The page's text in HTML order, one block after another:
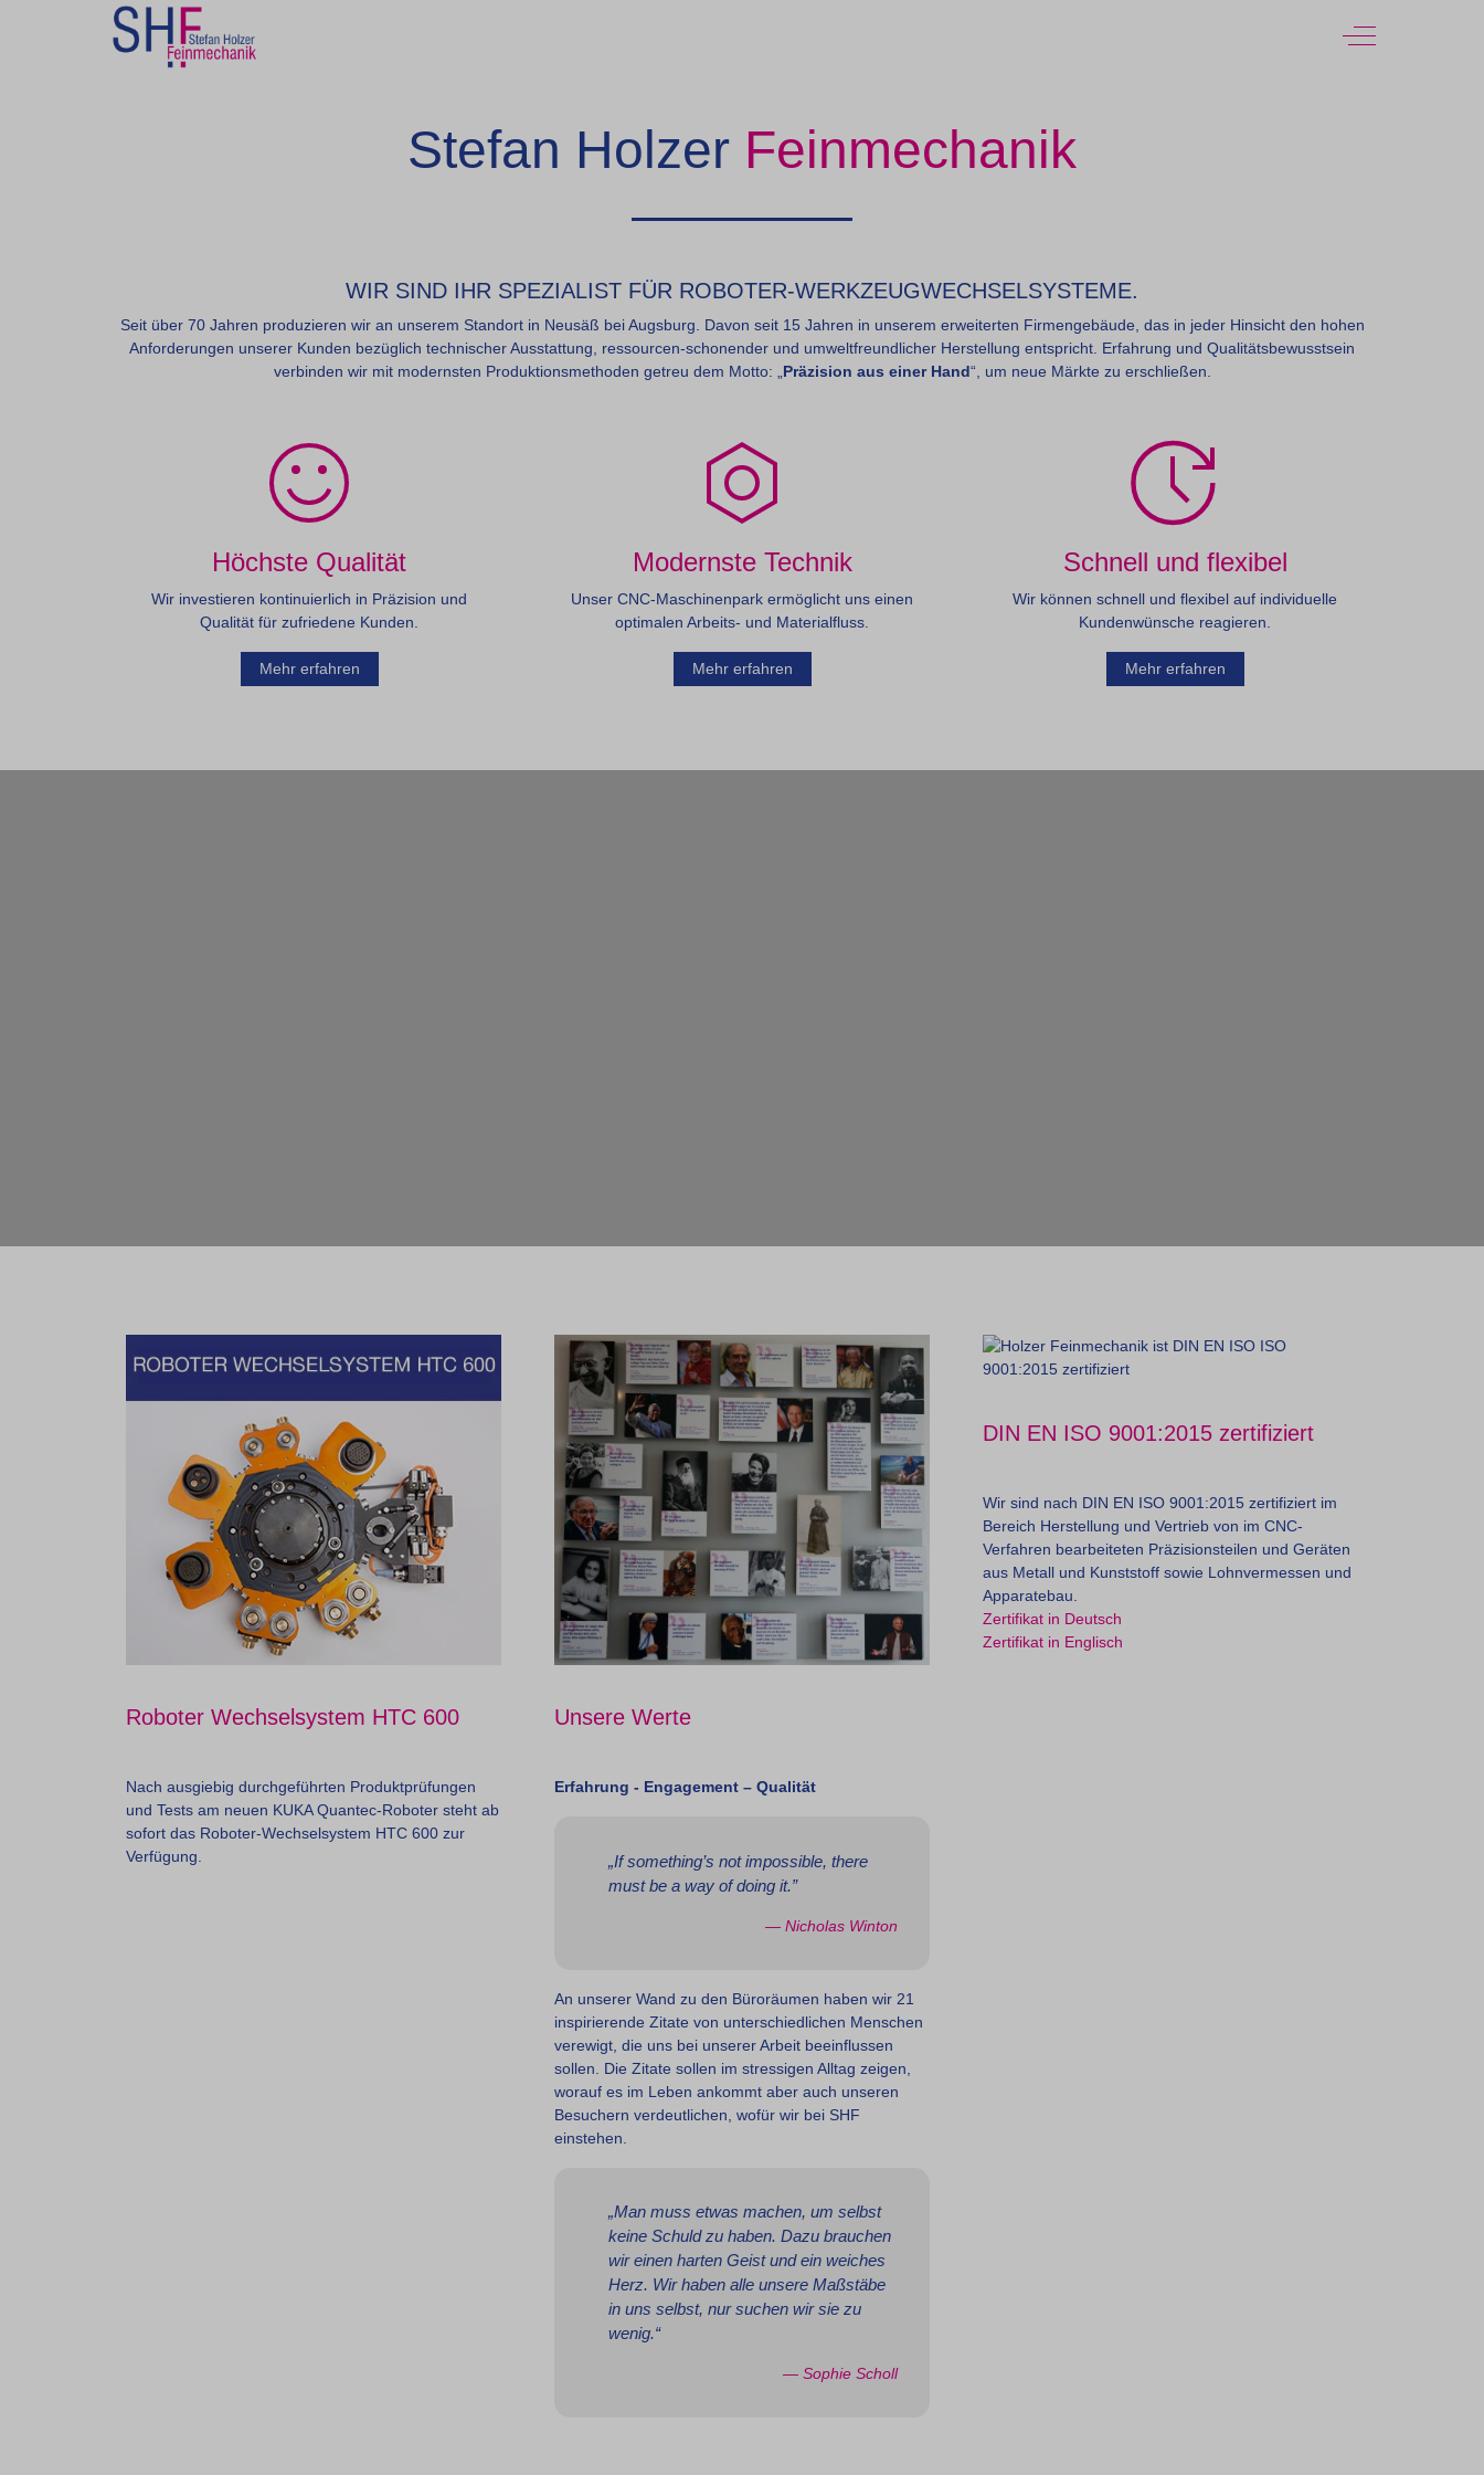
Off-Canvas
Stefan Holzer Feinmechanik
WIR SIND IHR SPEZIALIST FÜR ROBOTER-WERKZEUGWECHSELSYSTEME.
Seit über 70 Jahren produzieren wir an unserem Standort in Neusäß bei Augsburg. Davon seit 15 Jahren in unserem erweiterten Firmengebäude, das in jeder Hinsicht den hohen
Anforderungen unserer Kunden bezüglich technischer Ausstattung, ressourcen-schonender und umweltfreundlicher Herstellung entspricht. Erfahrung und Qualitätsbewusstsein
verbinden wir mit modernsten Produktionsmethoden getreu dem Motto: „Präzision aus einer Hand“, um neue Märkte zu erschließen.
Höchste Qualität
Wir investieren kontinuierlich in Präzision und
Qualität für zufriedene Kunden.
Mehr erfahren
Modernste Technik
Unser CNC-Maschinenpark ermöglicht uns einen
optimalen Arbeits- und Materialfluss.
Mehr erfahren
Schnell und flexibel
Wir können schnell und flexibel auf individuelle
Kundenwünsche reagieren.
Mehr erfahren
Roboter Wechselsystem HTC 600
Nach ausgiebig durchgeführten Produktprüfungen
und Tests am neuen KUKA Quantec-Roboter steht ab
sofort das Roboter-Wechselsystem HTC 600 zur
Verfügung.
Unsere Werte
Erfahrung - Engagement – Qualität
„If something’s not impossible, there
must be a way of doing it.”
— Nicholas Winton
An unserer Wand zu den Büroräumen haben wir 21
inspirierende Zitate von unterschiedlichen Menschen
verewigt, die uns bei unserer Arbeit beeinflussen
sollen. Die Zitate sollen im stressigen Alltag zeigen,
worauf es im Leben ankommt aber auch unseren
Besuchern verdeutlichen, wofür wir bei SHF
einstehen.
„Man muss etwas machen, um selbst
keine Schuld zu haben. Dazu brauchen
wir einen harten Geist und ein weiches
Herz. Wir haben alle unsere Maßstäbe
in uns selbst, nur suchen wir sie zu
wenig.“
— Sophie Scholl
DIN EN ISO 9001:2015 zertifiziert
Wir sind nach DIN EN ISO 9001:2015 zertifiziert im
Bereich Herstellung und Vertrieb von im CNC-
Verfahren bearbeiteten Präzisionsteilen und Geräten
aus Metall und Kunststoff sowie Lohnvermessen und
Apparatebau.
Zertifikat in Deutsch
Zertifikat in Englisch